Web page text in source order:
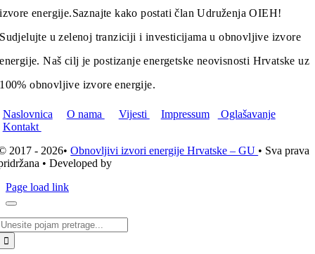
izvore energije.Saznajte kako postati član Udruženja OIEH!
Sudjelujte u zelenoj tranziciji i investicijama u obnovljive izvore
energije. Naš cilj je postizanje energetske neovisnosti Hrvatske uz
100% obnovljive izvore energije.
Naslovnica O nama Vijesti Impressum
Oglašavanje
Kontakt
2017 - 2026•Obnovljivi izvori energije Hrvatske – GU • Sva prava
• Developed by
Page load link